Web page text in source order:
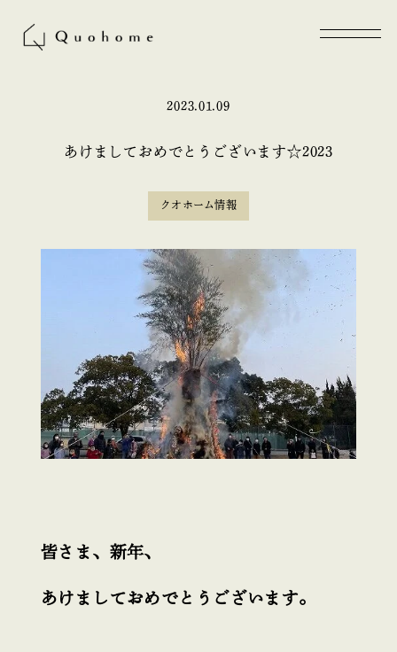
2023.01.09
あけましておめでとうございます☆2023
クオホーム情報
皆さま、新年、
あけましておめでとうございます。